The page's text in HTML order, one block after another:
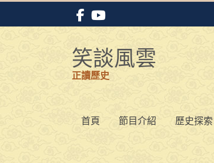
content
笑談風雲
正讀歷史
首頁 節目介紹 歷史探索